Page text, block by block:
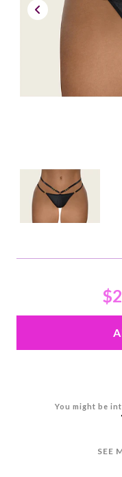
You might be
SEE